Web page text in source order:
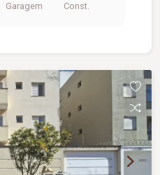
Garagem Const.